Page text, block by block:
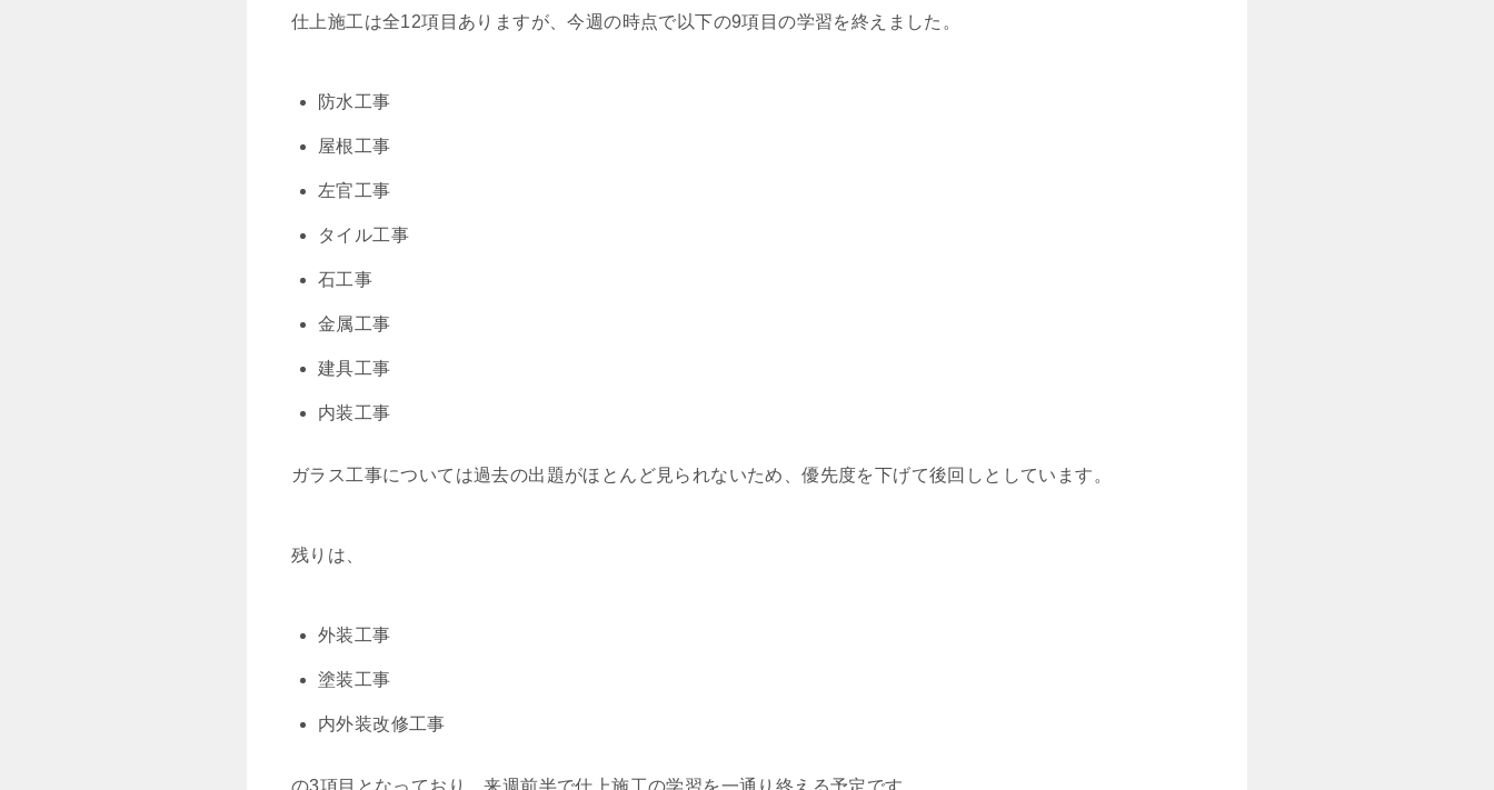
仕上施工は全12項目ありますが、今週の時点で以下の9項目の学習を終えました。
防水工事
屋根工事
左官工事
タイル工事
石工事
金属工事
建具工事
内装工事
ガラス工事については過去の出題がほとんど見られないため、優先度を下げて後回しとしています。
残りは、
外装工事
塗装工事
内外装改修工事
の3項目となっており、来週前半で仕上施工の学習を一通り終える予定です。